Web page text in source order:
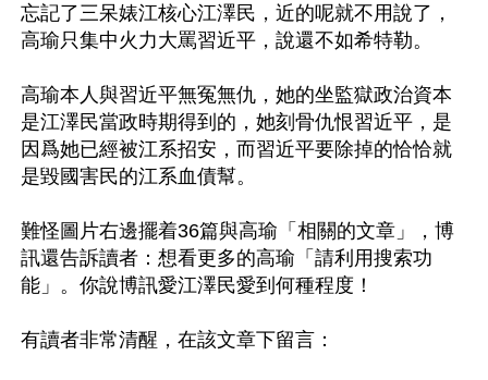
忘記了三呆婊江核心江澤民，近的呢就不用說了，
高瑜只集中火力大罵習近平，說還不如希特勒。
高瑜本人與習近平無冤無仇，她的坐監獄政治資本
是江澤民當政時期得到的，她刻骨仇恨習近平，是
因爲她已經被江系招安，而習近平要除掉的恰恰就
是毀國害民的江系血債幫。
難怪圖片右邊擺着36篇與高瑜「相關的文章」，博
訊還告訴讀者：想看更多的高瑜「請利用搜索功
能」。你說博訊愛江澤民愛到何種程度！
有讀者非常清醒，在該文章下留言：